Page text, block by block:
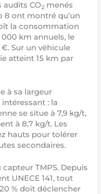
audits CO2 menés
8 ont montré qu’un
la consommation
km annuels, le
Sur un véhicule
atteint 15 km par
à sa largeur
: la
se situe à 7,9 kg/t,
à 8,7 kg/t. Les
hauts pour tolérer
secondaires.
TMPS. Depuis
UNECE 141, tout
% doit déclencher